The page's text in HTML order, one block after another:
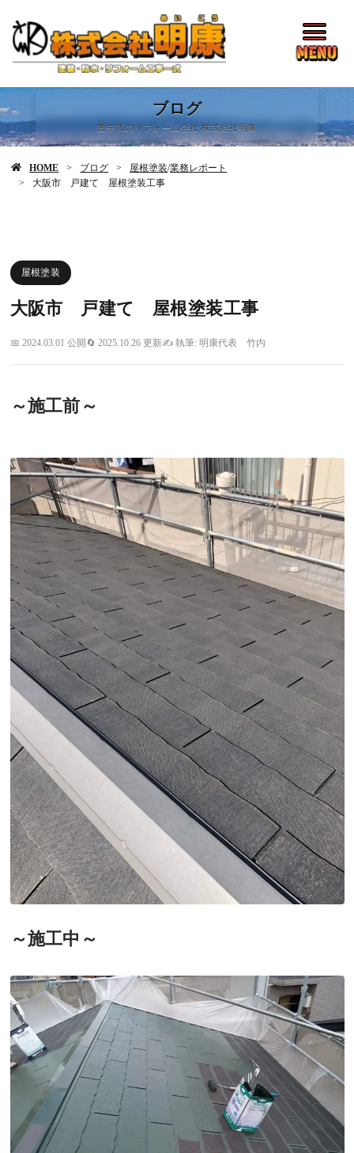
ブログ
豊中市のリフォーム会社 株式会社明康
HOME ブログ 屋根塗装/業務レポート
大阪市 戸建て 屋根塗装工事
屋根塗装
大阪市 戸建て 屋根塗装工事
2024.03.01 公開 2025.10.26 更新 執筆: 明康代表 竹内
～施工前～
～施工中～